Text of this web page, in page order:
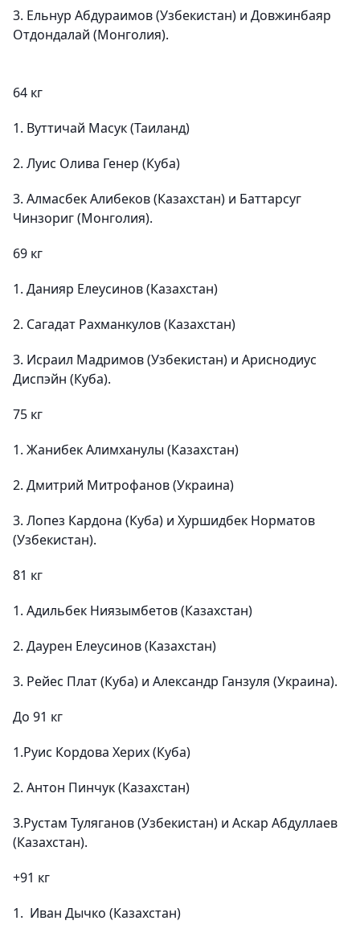
3. Ельнур Абдураимов (Узбекистан) и Довжинбаяр
Отдондалай (Монголия).
64 кг
1. Вуттичай Масук (Таиланд)
2. Луис Олива Генер (Куба)
3. Алмасбек Алибеков (Казахстан) и Баттарсуг
Чинзориг (Монголия).
69 кг
1. Данияр Елеусинов (Казахстан)
2. Сагадат Рахманкулов (Казахстан)
3. Исраил Мадримов (Узбекистан) и Ариснодиус
Диспэйн (Куба).
75 кг
1. Жанибек Алимханулы (Казахстан)
2. Дмитрий Митрофанов (Украина)
3. Лопез Кардона (Куба) и Хуршидбек Норматов
(Узбекистан).
81 кг
1. Адильбек Ниязымбетов (Казахстан)
2. Даурен Елеусинов (Казахстан)
3. Рейес Плат (Куба) и Александр Ганзуля (Украина).
До 91 кг
1.Руис Кордова Херих (Куба)
2. Антон Пинчук (Казахстан)
3.Рустам Туляганов (Узбекистан) и Аскар Абдуллаев
(Казахстан).
+91 кг
1. Иван Дычко (Казахстан)